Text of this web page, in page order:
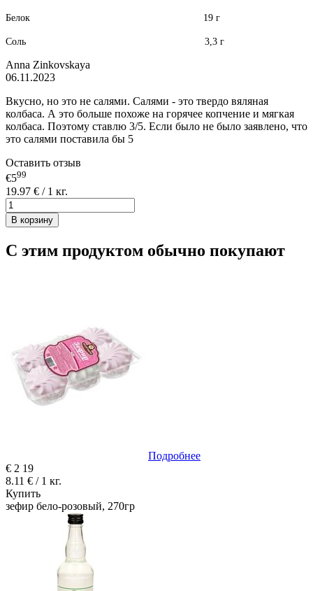
Белок 19 г
Соль 3,3 г
Anna Zinkovskaya
06.11.2023
Вкусно, но это не салями. Салями - это твердо вяляная
колбаса. А это больше похоже на горячее копчение и мягкая
колбаса. Поэтому ставлю 3/5. Если было не было заявлено, что
это салями поставила бы 5
Оставить отзыв
€599
19.97 € / 1 кг.
В корзину
С этим продуктом обычно покупают
Подробнее
€ 2 19
8.11 € / 1 кг.
Купить
зефир бело-розовый, 270гр